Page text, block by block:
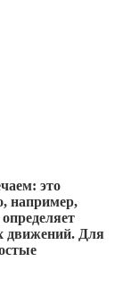
это
например,
движений. Для